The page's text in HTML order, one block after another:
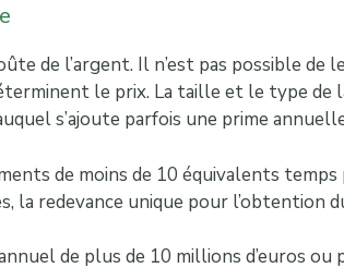
de l’argent. Il n’est pas possible
le prix. La taille et le type
s’ajoute parfois une prime
de moins de 10 équivalents
la redevance unique pour l’obtention
de plus de 10 millions d’euros ou